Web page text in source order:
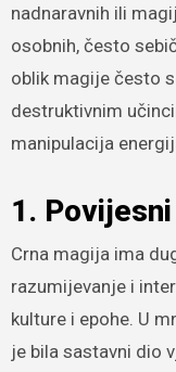
nadnaravnih ili
osobnih, često
oblik magije često
destruktivnim
manipulacija
1.
Crna magija ima
razumijevanje i
kulture i epohe. U
je bila sastavni dio